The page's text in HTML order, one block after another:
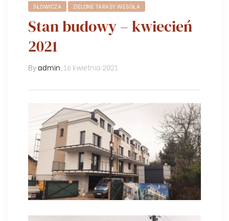
SŁOWICZA ZIELONE TARASY WESOŁA
Stan budowy – kwiecień
2021
Byadmin 16 kwietnia 2021